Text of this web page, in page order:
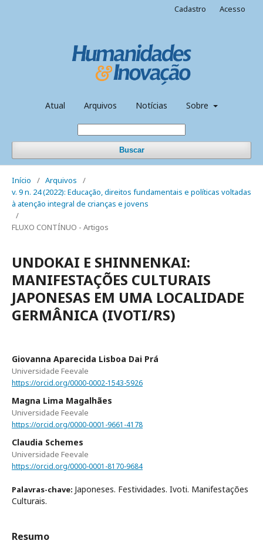
Atual Arquivos Notícias Sobre
Buscar
Cadastro Acesso
Início / Arquivos
/
v. 9 n. 24 (2022): Educação, direitos fundamentais e políticas voltadas
à atenção integral de crianças e jovens
/
FLUXO CONTÍNUO - Artigos
UNDOKAI E SHINNENKAI:
MANIFESTAÇÕES CULTURAIS
JAPONESAS EM UMA LOCALIDADE
GERMÂNICA (IVOTI/RS)
Giovanna Aparecida Lisboa Dai Prá
Universidade Feevale
https://orcid.org/0000-0002-1543-5926
Magna Lima Magalhães
Universidade Feevale
https://orcid.org/0000-0001-9661-4178
Claudia Schemes
Universidade Feevale
https://orcid.org/0000-0001-8170-9684
Palavras-chave: Japoneses. Festividades. Ivoti. Manifestações
Culturais.
Resumo